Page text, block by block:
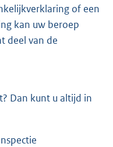
of een
kan uw beroep
deel van de
Dan kunt u altijd in